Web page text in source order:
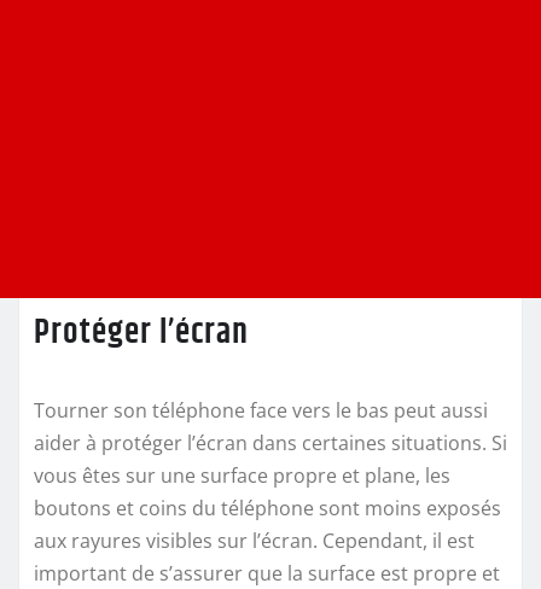
Protéger l’écran
Tourner son téléphone face vers le bas peut aussi
aider à protéger l’écran dans certaines situations. Si
vous êtes sur une surface propre et plane, les
boutons et coins du téléphone sont moins exposés
aux rayures visibles sur l’écran. Cependant, il est
important de s’assurer que la surface est propre et